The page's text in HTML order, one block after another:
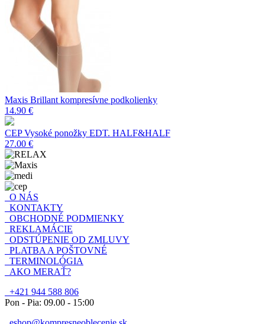
Maxis Brillant kompresívne podkolienky
14.90 €
CEP Vysoké ponožky EDT. HALF&HALF
27.00 €
O NÁS
KONTAKTY
OBCHODNÉ PODMIENKY
REKLAMÁCIE
ODSTÚPENIE OD ZMLUVY
PLATBA A POŠTOVNÉ
TERMINOLÓGIA
AKO MERAŤ?
+421 944 588 806
Pon - Pia: 09.00 - 15:00